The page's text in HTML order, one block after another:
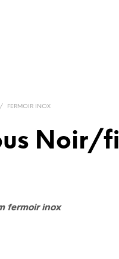
/ FERMOIR INOX
Noir/fi
fermoir inox